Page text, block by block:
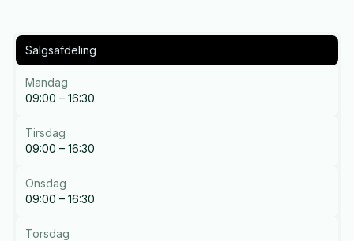
Salgsafdeling
Mandag
09:00 – 16:30
Tirsdag
09:00 – 16:30
Onsdag
09:00 – 16:30
Torsdag